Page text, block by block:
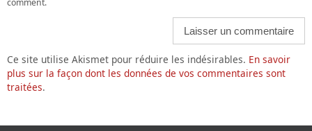
Ce site utilise Akismet pour réduire les indésirables. En savoir
plus sur la façon dont les données de vos commentaires sont
traitées.